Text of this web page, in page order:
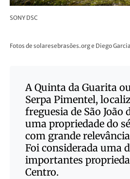
SONY DSC
Fotos de solaresebrasões.org e Diego Garcia
A Quinta da Guarita
Serpa Pimentel,
freguesia de São João
uma propriedade do
com grande
Foi considerada uma
importantes
Centro.